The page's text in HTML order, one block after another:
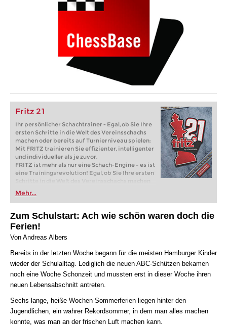
Fritz 21
Ihr persönlicher Schachtrainer - Egal, ob Sie Ihre
ersten Schritte in die Welt des Vereinsschachs
machen oder bereits auf Turnierniveau spielen:
Mit FRITZ trainieren Sie effizienter, intelligenter
und individueller als je zuvor.
FRITZ ist mehr als nur eine Schach-Engine – es ist
eine Trainingsrevolution! Egal, ob Sie Ihre ersten
Schritte in die Welt des Vereinsschachs machen
oder bereits auf Turnierniveau spielen: Mit
FRITZ trainieren Sie effizienter, intelligenter und
individueller als je zuvor.
Mehr...
Zum Schulstart: Ach wie schön waren doch die
Ferien!
Von Andreas Albers
Bereits in der letzten Woche begann für die meisten Hamburger Kinder
wieder der Schulalltag. Lediglich die neuen ABC-Schützen bekamen
noch eine Woche Schonzeit und mussten erst in dieser Woche ihren
neuen Lebensabschnitt antreten.
Sechs lange, heiße Wochen Sommerferien liegen hinter den
Jugendlichen, ein wahrer Rekordsommer, in dem man alles machen
konnte, was man an der frischen Luft machen kann.